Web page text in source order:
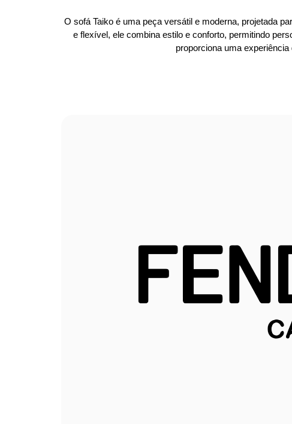
O sofá Taiko é uma peça versátil e moderna, projetada
e flexível, ele combina estilo e conforto, permitindo
proporciona uma